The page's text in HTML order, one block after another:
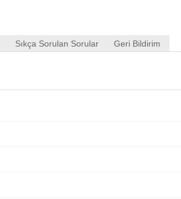
Sıkça Sorulan Sorular Geri Bildirim